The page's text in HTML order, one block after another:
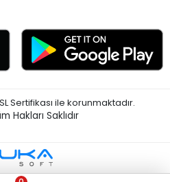
Sertifikası ile korunmaktadır.
Hakları Saklıdır